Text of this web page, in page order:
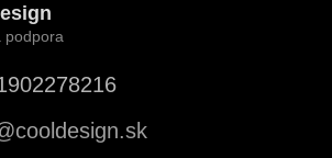
cooldesign.sk